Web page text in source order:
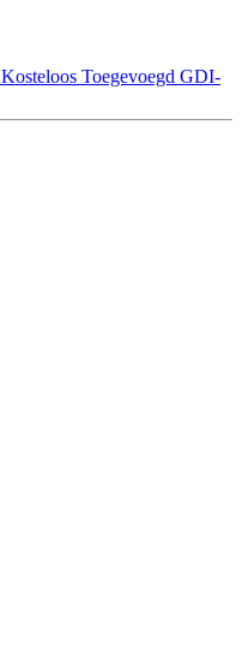
Kosteloos Toegevoegd GDI-